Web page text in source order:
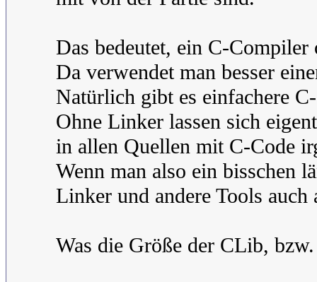
Das bedeutet, ein C-
Da verwendet man besser
Natürlich gibt es einfachere
Ohne Linker lassen sich
in allen Quellen mit C-Code
Wenn man also ein bisschen
Linker und andere Tools
Was die Größe der CLib,